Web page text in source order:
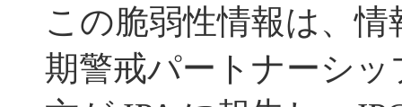
この脆弱性情報は、
期警戒パートナーシ